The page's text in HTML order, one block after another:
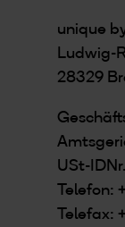
unique
Ludwig-
28329
USt-
Telefon:
Telefax: